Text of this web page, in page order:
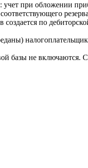
учет при обложении
создается по
базы не